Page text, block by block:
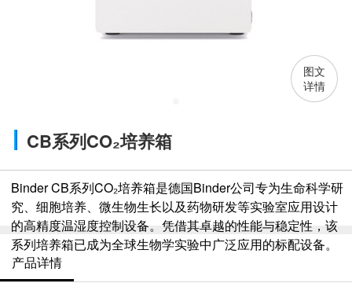
图文
详情
CB系列CO₂培养箱
Binder CB系列CO₂培养箱是德国Binder公司专为生命科学研
究、细胞培养、微生物生长以及药物研发等实验室应用设计
的高精度温湿度控制设备。凭借其卓越的性能与稳定性，该
系列培养箱已成为全球生物学实验中广泛应用的标配设备。
产品详情